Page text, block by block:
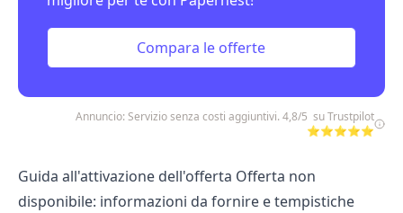
Compara le offerte
Annuncio: Servizio senza costi aggiuntivi. 4,8/5 su Trustpilot
⭐⭐⭐⭐⭐
Guida all'attivazione dell'offerta Offerta non
disponibile: informazioni da fornire e tempistiche